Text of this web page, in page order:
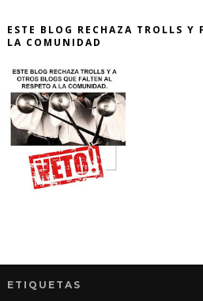
ESTE BLOG RECHAZA TROLLS Y
LA COMUNIDAD
ETIQUETAS